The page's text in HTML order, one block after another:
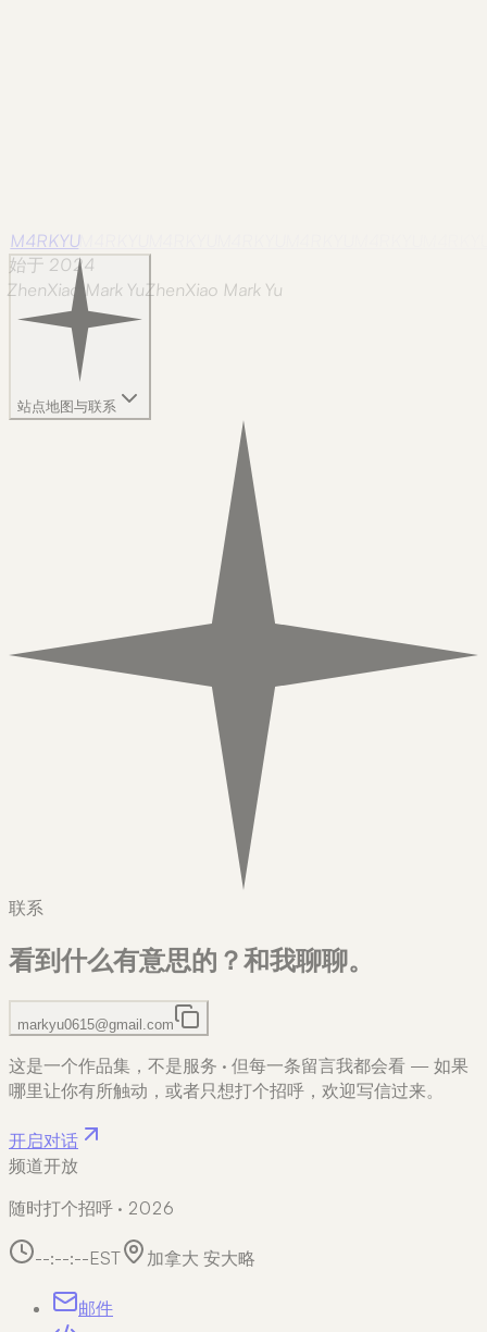
M4RKYUM4RKYU
始于 2024
ZhenXiao Mark YuZhenXiao Mark Yu
站点地图与联系
联系
看到什么有意思的？和我聊聊。
markyu0615@gmail.com
这是一个作品集，不是服务 · 但每一条留言我都会看 — 如果
哪里让你有所触动，或者只想打个招呼，欢迎写信过来。
开启对话
频道开放
随时打个招呼 · 2026
--:--:--EST 加拿大 安大略
邮件